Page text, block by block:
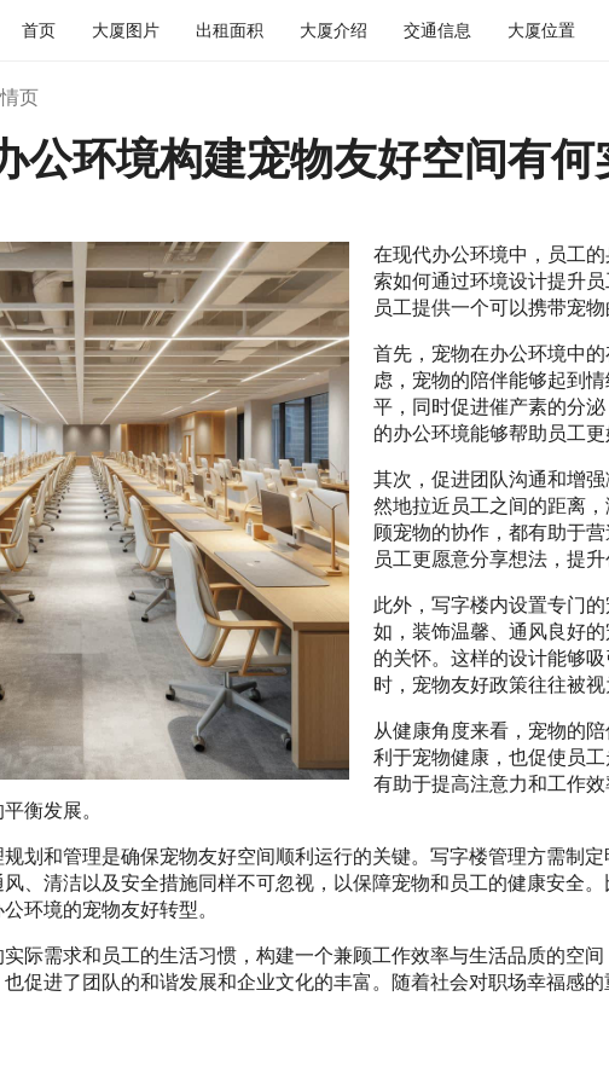
首页 大厦图片 出租面积 大厦介绍 交通信息 大厦位置
页
公环境构建宠物友好空间有何
在现代办公环境中，员工
索如何通过环境设计提升
员工提供一个可以携带宠
首先，宠物在办公环境中
虑，宠物的陪伴能够起到
平，同时促进催产素的分
的办公环境能够帮助员工
其次，促进团队沟通和增
然地拉近员工之间的距离
顾宠物的协作，都有助于
员工更愿意分享想法，提升
此外，写字楼内设置专门
如，装饰温馨、通风良好
的关怀。这样的设计能够
时，宠物友好政策往往被
从健康角度来看，宠物的
利于宠物健康，也促使员
有助于提高注意力和工作
衡发展。
划和管理是确保宠物友好空间顺利运行的关键。写字楼管理方需制
、清洁以及安全措施同样不可忽视，以保障宠物和员工的健康安全
环境的宠物友好转型。
际需求和员工的生活习惯，构建一个兼顾工作效率与生活品质的空
促进了团队的和谐发展和企业文化的丰富。随着社会对职场幸福感